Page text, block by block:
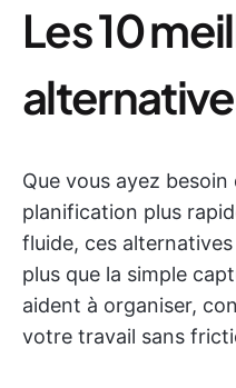
Les 10
Que vous ayez
planification plus
fluide, ces
plus que la simple
aident à organiser,
votre travail sans